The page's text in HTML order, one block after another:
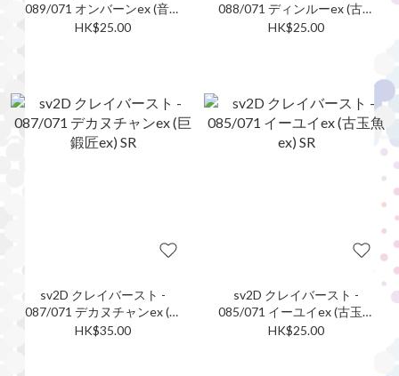
089/071 オンバーンex (音波
龍ex) SR
HK$25.00
088/071 ディンルーex (古鼎
鹿ex) SR
HK$25.00
sv2D クレイバースト -
087/071 デカヌチャンex (巨
鍛匠ex) SR
HK$35.00
sv2D クレイバースト -
085/071 イーユイex (古玉魚
ex) SR
HK$25.00